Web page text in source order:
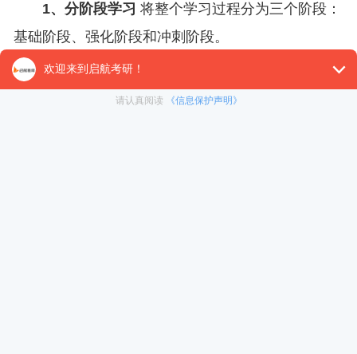
1、分阶段学习 将整个学习过程分为三个阶段：
基础阶段、强化阶段和冲刺阶段。
基础阶段（3-6月）
础，全面学习张宇的《18讲》和《9讲》，并配合完